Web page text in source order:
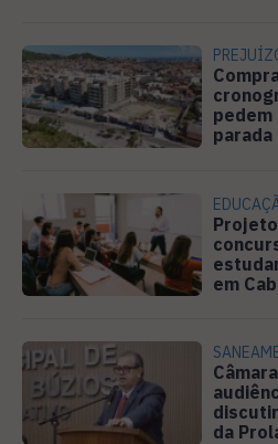
pedem
em
da